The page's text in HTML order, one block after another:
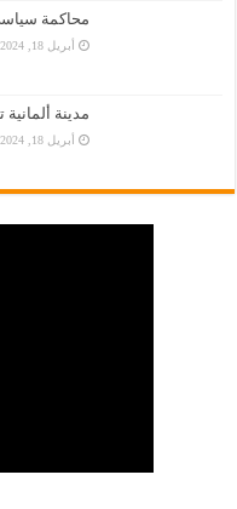
محاكمة
أبريل 18, 2024
مدينة
أبريل 18, 2024